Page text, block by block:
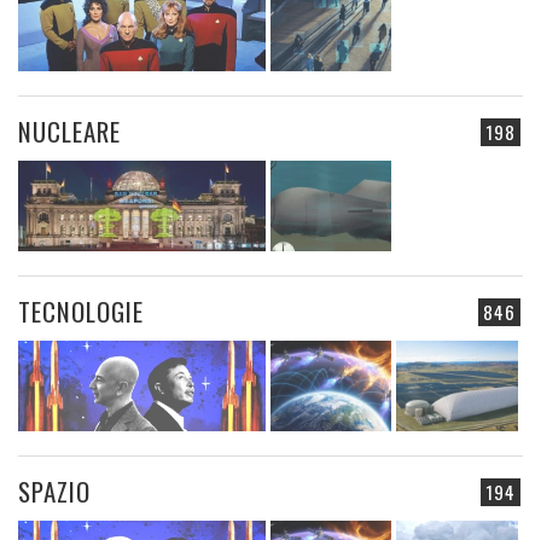
198
NUCLEARE
846
TECNOLOGIE
194
SPAZIO